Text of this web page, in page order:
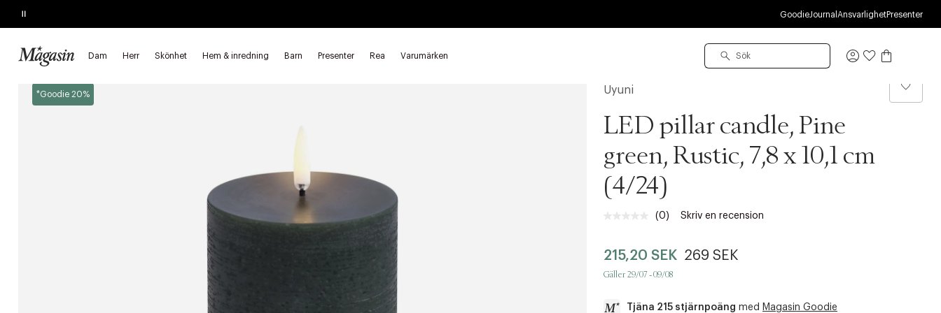
Pause GoodieJournal AnsvarlighetPresenter
Dam Herr Skönhet Hem & inredning Barn Presenter Rea Varumärken
Logga
SKYNDA FYNDA
Startsida Hem & inredning Inredning Ljus & ljusstakar LED-ljus LED blockljus
*Goodie 20% Uyuni
LED pillar candle, Pine
green, Rustic, 7,8 x 10,1 cm
(4/24)
Inget
till
sida.
(0) Skriv en recension
215,20 SEK 269 SEK
Gäller 29/07 - 09/08
Tjäna 215 stjärnpoäng med Magasin Goodie